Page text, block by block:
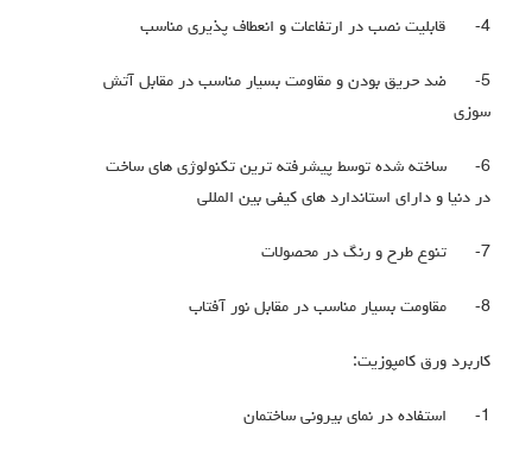
4- قابلیت نصب در ارتفاعات و انعطاف پذیری مناسب
5-
ضد حریق بودن و مقاومت بسیار مناسب در مقابل آتش
سوزی
6-
ساخته شده توسط پیشرفته ترین تکنولوژی های ساخت
در دنیا و دارای استاندارد های کیفی بین المللی
7- تنوع طرح و رنگ در محصولات
8- مقاومت بسیار مناسب در مقابل نور آفتاب
کاربرد ورق کامپوزیت:
1- استفاده در نمای بیرونی ساختمان